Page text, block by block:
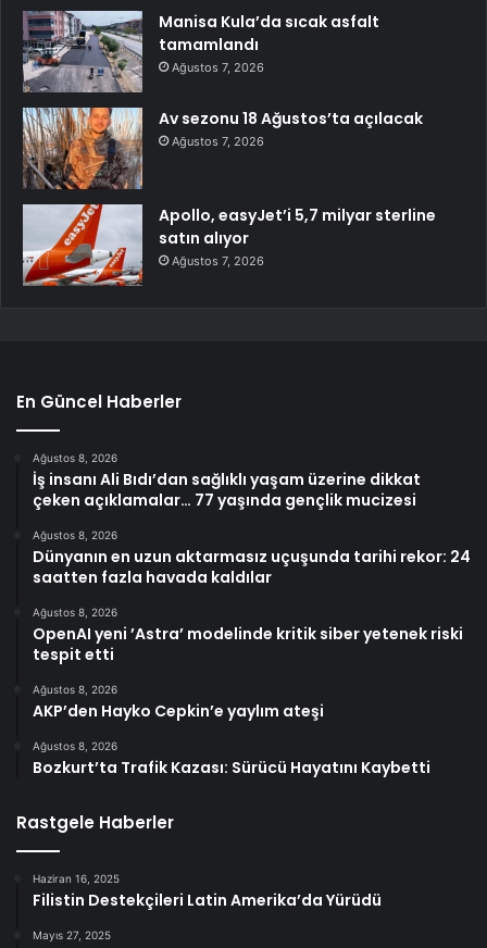
Manisa Kula’da sıcak asfalt
tamamlandı
Ağustos 7, 2026
Av sezonu 18 Ağustos’ta açılacak
Ağustos 7, 2026
Apollo, easyJet’i 5,7 milyar sterline
satın alıyor
Ağustos 7, 2026
En Güncel Haberler
Ağustos 8, 2026
İş insanı Ali Bıdı’dan sağlıklı yaşam üzerine dikkat
çeken açıklamalar… 77 yaşında gençlik mucizesi
Ağustos 8, 2026
Dünyanın en uzun aktarmasız uçuşunda tarihi rekor: 24
saatten fazla havada kaldılar
Ağustos 8, 2026
OpenAI yeni ’Astra’ modelinde kritik siber yetenek riski
tespit etti
Ağustos 8, 2026
AKP’den Hayko Cepkin’e yaylım ateşi
Ağustos 8, 2026
Bozkurt’ta Trafik Kazası: Sürücü Hayatını Kaybetti
Rastgele Haberler
Haziran 16, 2025
Filistin Destekçileri Latin Amerika’da Yürüdü
Mayıs 27, 2025